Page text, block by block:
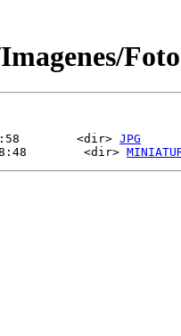
<dir> JPG
8:48        <dir>